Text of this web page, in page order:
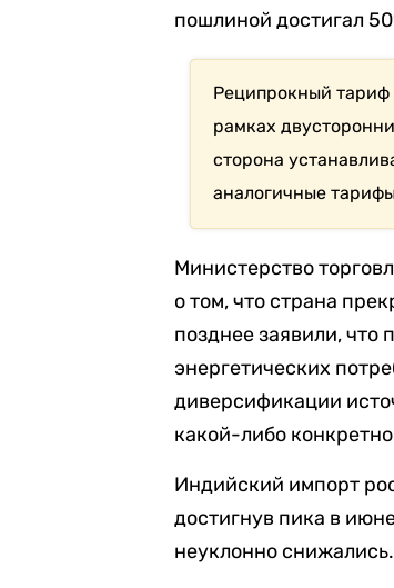
пошлиной достигал
Реципрокный
рамках
сторона
аналогичные
Министерство
о том, что страна
позднее заявили, что
энергетических
диверсификации
какой-либо
Индийский импорт
достигнув пика в
неуклонно снижались.